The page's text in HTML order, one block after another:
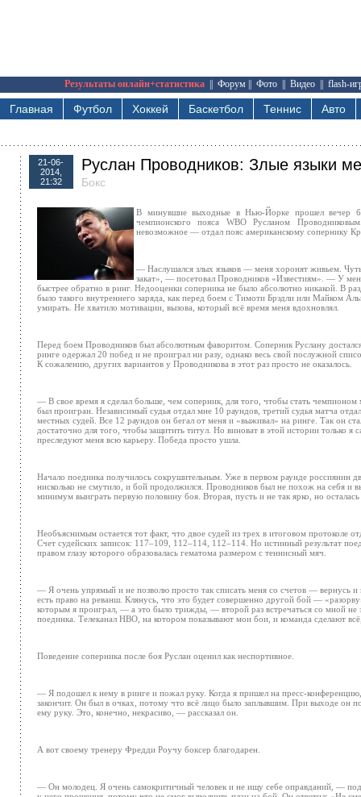
Результаты онлайн+статистика Форум Фото Видео flash-
Главная Футбол Хоккей Баскетбол Теннис Авто
21-06-
2014,
21:32
Руслан Проводников: Злые языки
Бокс
В минувшие выходные в Нью-Йорке прошел вечер
чемпионского пояса WBO Русланом
невозможное — отдал пояс американскому сопернику
— Наслушался злых языков — меня хоронят живьем. Чуть
закат», — посетовал Проводников «Известиям». — У
быстрее обратно в ринг. Недооценки соперника не было абсолютно никакой. В
было такого внутреннего заряда, как перед боем с Тимоти Брэдли или Майком
умирать. Не хватило мотивации, вызова, который всё время меня вдохновлял.
Перед боем Проводников был абсолютным фаворитом. Соперник Руслану
ринге одержал 20 побед и не проиграл ни разу, однако весь свой послужной
К сожалению, других вариантов у Проводникова в этот раз просто не оказалось.
— В свое время я сделал больше, чем соперник, для того, чтобы стать
был проигран. Независимый судья отдал мне 10 раундов, третий судья матча
местных судей. Все 12 раундов он бегал от меня и «выживал» на ринге. Так он
достаточно для того, чтобы защитить титул. Но виноват в этой истории только
преследуют меня всю карьеру. Победа просто ушла.
Начало поединка получилось сокрушительным. Уже в первом раунде россиянин
нисколько не смутило, и бой продолжился. Проводников был не похож на себя и
минимум выиграть первую половину боя. Вторая, пусть и не так ярко, но
Необъяснимым остается тот факт, что двое судей из трех в итоговом протоколе
Счет судейских записок: 117–109, 112–114, 112–114. Но истинный результат
правом глазу которого образовалась гематома размером с теннисный мяч.
— Я очень упрямый и не позволю просто так списать меня со счетов — вернусь
есть право на реванш. Клянусь, что это будет совершенно другой бой —
которым я проиграл, — а это было трижды, — второй раз встречаться со мной не
поединка. Телеканал HBO, на котором показывают мои бои, и команда сделают
Поведение соперника после боя Руслан оценил как неспортивное.
— Я подошел к нему в ринге и пожал руку. Когда я пришел на пресс-
закончит. Он был в очках, потому что всё лицо было заплывшим. При выходе он
ему руку. Это, конечно, некрасиво, — рассказал он.
А вот своему тренеру Фредди Роучу боксер благодарен.
— Он молодец. Я очень самокритичный человек и не ищу себе оправданий, —